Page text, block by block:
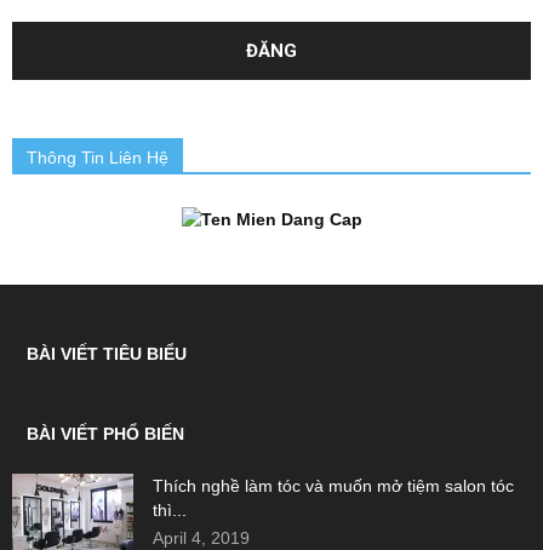
Thông Tin Liên Hệ
BÀI VIẾT TIÊU BIỂU
BÀI VIẾT PHỔ BIẾN
Thích nghề làm tóc và muốn mở tiệm salon tóc
thì...
April 4, 2019